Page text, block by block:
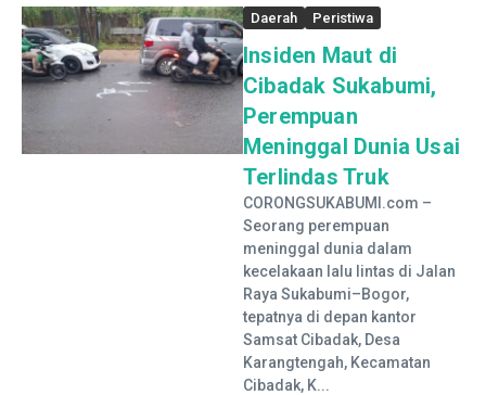
Daerah Peristiwa
Insiden Maut di
Cibadak Sukabumi,
Perempuan
Meninggal Dunia Usai
Terlindas Truk
CORONGSUKABUMI.com –
Seorang perempuan
meninggal dunia dalam
kecelakaan lalu lintas di Jalan
Raya Sukabumi–Bogor,
tepatnya di depan kantor
Samsat Cibadak, Desa
Karangtengah, Kecamatan
Cibadak, K...